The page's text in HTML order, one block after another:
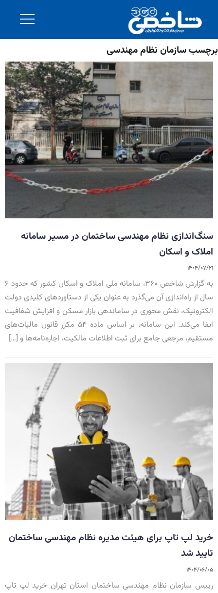
برچسب سازمان نظام مهندسی
سنگ‌اندازی نظام مهندسی ساختمان در مسیر سامانه
املاک و اسکان
۱۴۰۴/۰۷/۲۱
به گزارش شاخص ۳۶۰، سامانه ملی املاک و اسکان کشور که حدود ۶
سال از راه‌اندازی آن می‌گذرد به عنوان یکی از دستاوردهای کلیدی دولت
الکترونیک، نقش محوری در ساماندهی بازار مسکن و افزایش شفافیت
ایفا می‌کند. این سامانه، بر اساس ماده ۵۴ مکرر قانون مالیات‌های
مستقیم، مرجعی جامع برای ثبت اطلاعات مالکیت، اجاره‌نامه‌ها و […]
خرید لپ تاپ برای هیئت مدیره نظام مهندسی ساختمان
تایید شد
۱۴۰۴/۰۶/۰۵
رییس سازمان نظام مهندسی ساختمان استان تهران خرید لپ تاپ